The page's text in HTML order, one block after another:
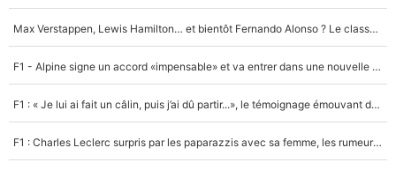
Max Verstappen, Lewis Hamilton… et bientôt Fernando Alonso ? Le classement des pilotes les mieux payés en Formule 1 risque de changer !
F1 - Alpine signe un accord «impensable» et va entrer dans une nouvelle dimension : Grande nouvelle pour Pierre Gasly !
F1 : « Je lui ai fait un câlin, puis j’ai dû partir...», le témoignage émouvant de Max Verstappen sur sa fille
F1 : Charles Leclerc surpris par les paparazzis avec sa femme, les rumeurs étaient vraies !